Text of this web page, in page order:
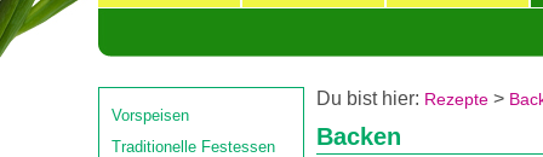
Vorspeisen
Traditionelle Festessen
Du bist hier: Rezepte >
Backen